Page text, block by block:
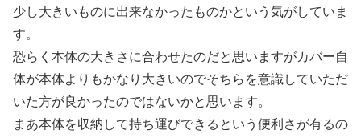
少し大きいものに出来なかったものかという気がしていま
す。
恐らく本体の大きさに合わせたのだと思いますがカバー自
体が本体よりもかなり大きいのでそちらを意識していただ
いた方が良かったのではないかと思います。
まあ本体を収納して持ち運びできるという便利さが有るの